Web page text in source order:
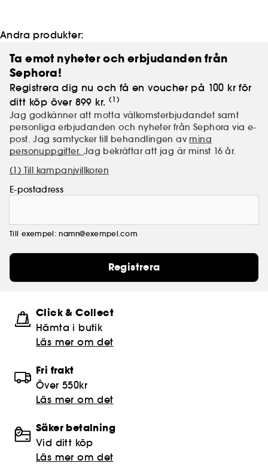
Andra produkter:
Ta emot nyheter och erbjudanden från
Sephora!
Registrera dig nu och få en voucher på 100 kr för
ditt köp över 899 kr. (1)
Jag godkänner att motta välkomsterbjudandet samt
personliga erbjudanden och nyheter från Sephora via e-
post. Jag samtycker till behandlingen av mina
personuppgifter. Jag bekräftar att jag är minst 16 år.
(1) Till kampanjvillkoren
E-postadress
Till exempel: namn@exempel.com
Registrera
Click & Collect
Hämta i butik​
Läs mer om det
Fri frakt
Över 550kr
Läs mer om det
Säker betalning
Vid ditt köp
Läs mer om det